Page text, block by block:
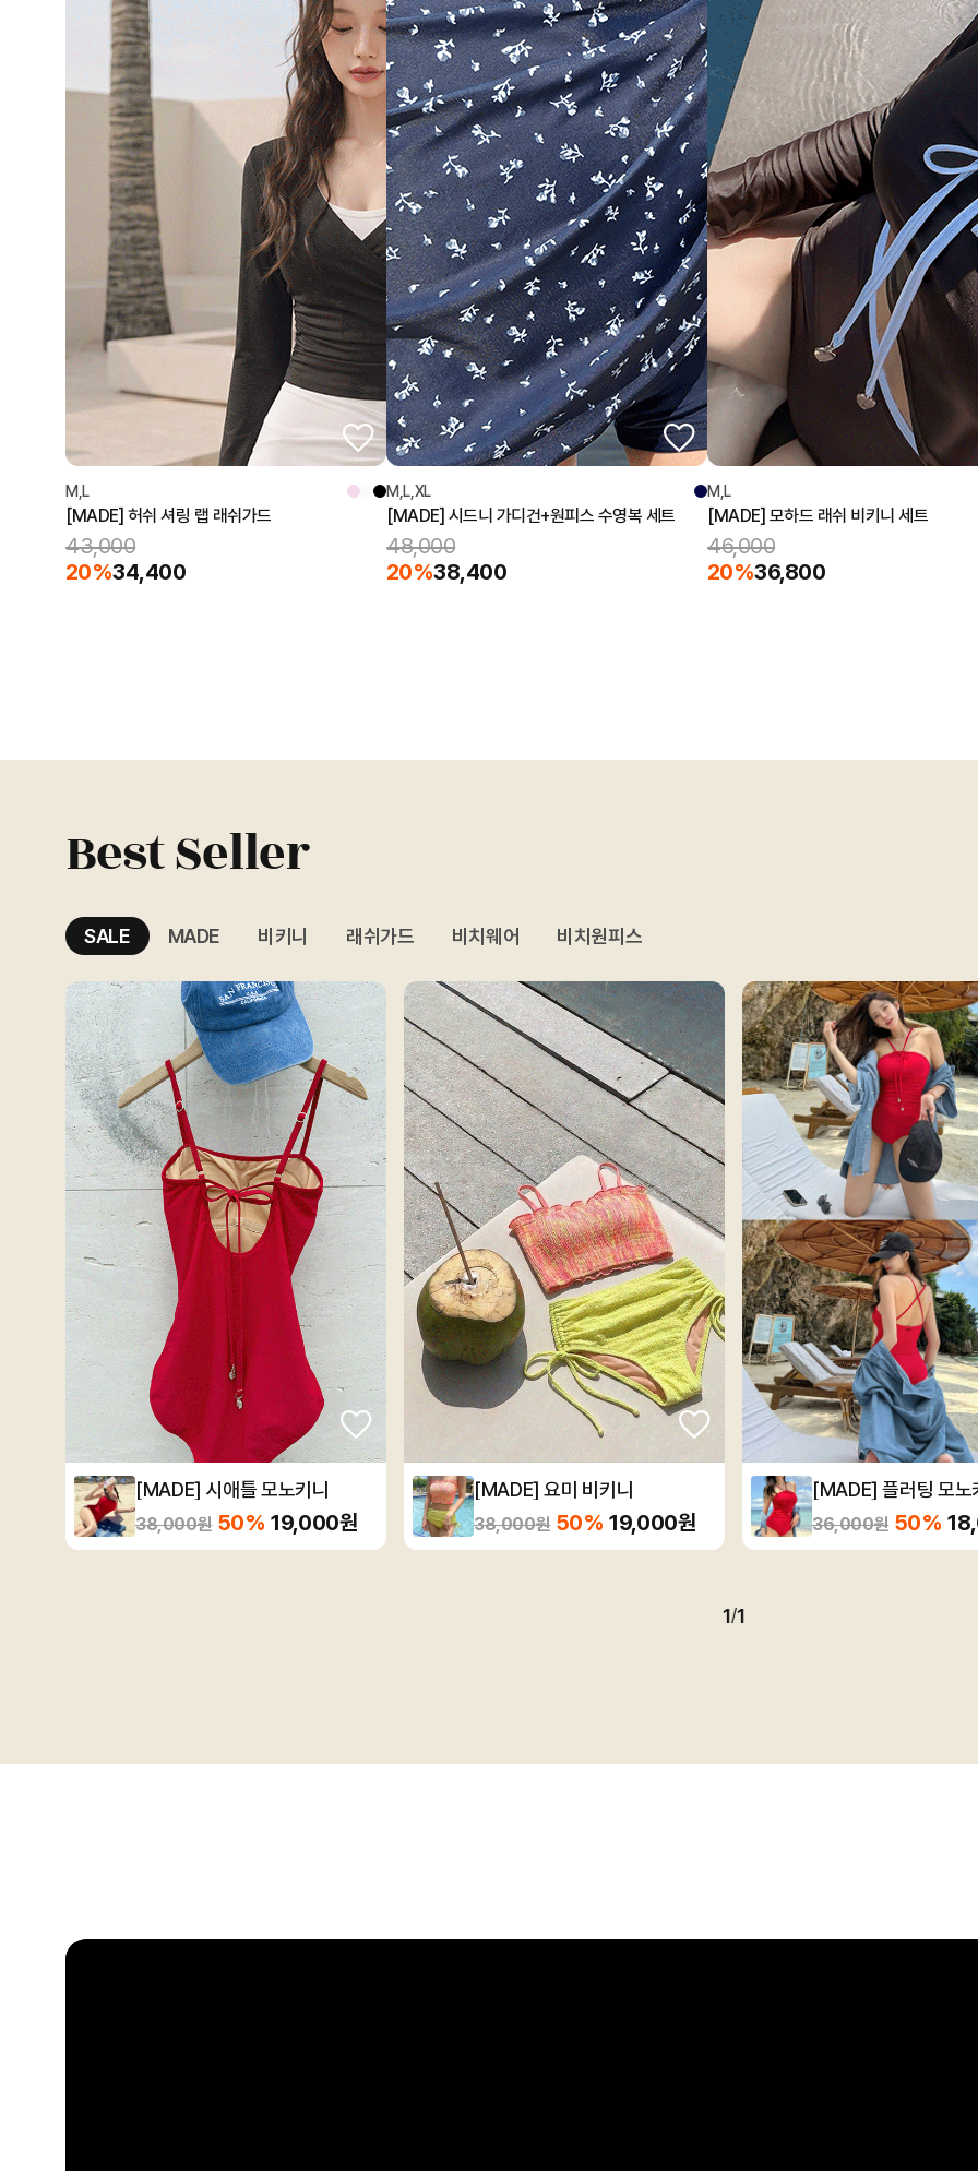
M,L
[MADE] 허쉬 셔링 랩 래쉬가드
43,000
20%34,400
M,L,XL
[MADE] 시드니 가디건+원피스 수영복 세트
48,000
20%38,400
M,L
[MADE] 모하드 래쉬 비키니 세트
46,000
20%36,800
Best Seller
SALE MADE 비키니 래쉬가드 비치웨어 비치원피스
[MADE] 시애틀 모노키니
38,000원 50% 19,000원
[MADE] 요미 비키니
38,000원 50% 19,000원
[MADE] 플러팅 모노
36,000원 50%
1/1